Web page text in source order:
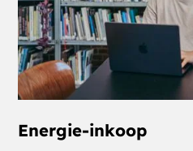
Energie-inkoop